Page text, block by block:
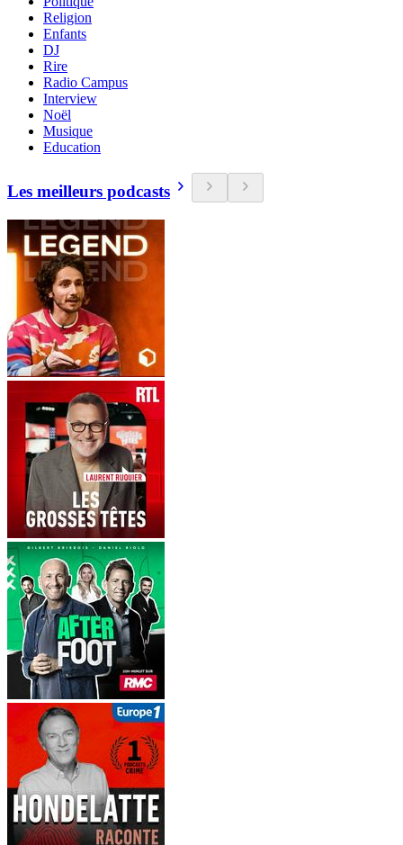
Religion
Enfants
DJ
Rire
Radio Campus
Interview
Noël
Musique
Education
Les meilleurs podcasts